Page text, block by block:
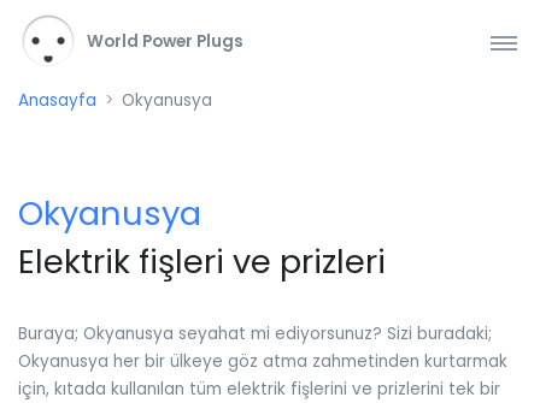
World Power Plugs
Anasayfa Okyanusya
Okyanusya
Elektrik fişleri ve prizleri
Buraya; Okyanusya seyahat mi ediyorsunuz? Sizi buradaki;
Okyanusya her bir ülkeye göz atma zahmetinden kurtarmak
için, kıtada kullanılan tüm elektrik fişlerini ve prizlerini tek bir